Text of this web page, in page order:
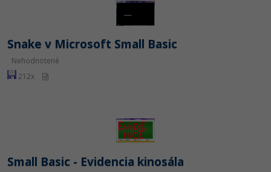
Snake v Microsoft Small Basic
Nehodnotené
212x
Small Basic - Evidencia kinosála